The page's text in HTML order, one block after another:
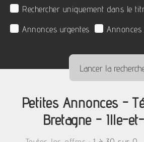
Rechercher uniquement dans le
Annonces urgentes
Annonces
Petites Annonces -
Bretagne - Ille-